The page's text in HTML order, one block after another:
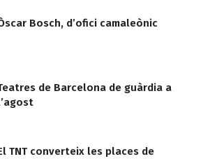
Bosch, d’ofici camaleònic
de Barcelona de guàrdia a
TNT converteix les places de